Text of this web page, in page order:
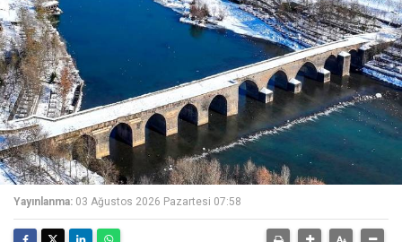
Yayınlanma: 03 Ağustos 2026 Pazartesi 07:58